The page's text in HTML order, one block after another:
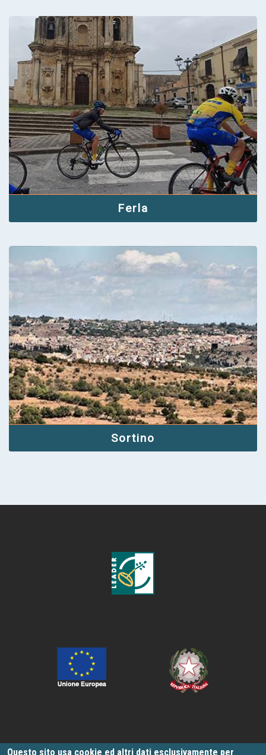
Ferla
Sortino
Questo sito usa cookie ed altri dati esclusivamente per